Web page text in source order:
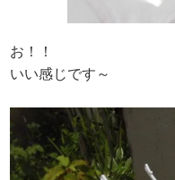
お！！
いい感じです～